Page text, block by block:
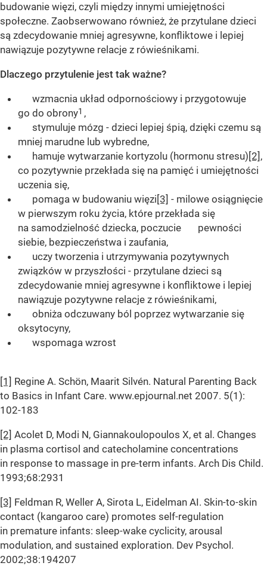
budowanie więzi, czyli między innymi umiejętności
społeczne. Zaobserwowano również, że przytulane dzieci
są zdecydowanie mniej agresywne, konfliktowe i lepiej
nawiązuje pozytywne relacje z rówieśnikami.
Dlaczego przytulenie jest tak ważne?
wzmacnia układ odpornościowy i przygotowuje
go do obrony1 ,
stymuluje mózg - dzieci lepiej śpią, dzięki czemu są
mniej marudne lub wybredne,
hamuje wytwarzanie kortyzolu (hormonu stresu) [2] ,
co pozytywnie przekłada się na pamięć i umiejętności
uczenia się,
pomaga w budowaniu więzi [3] - milowe osiągnięcie
w pierwszym roku życia, które przekłada się
na samodzielność dziecka, poczucie pewności
siebie, bezpieczeństwa i zaufania,
uczy tworzenia i utrzymywania pozytywnych
związków w przyszłości - przytulane dzieci są
zdecydowanie mniej agresywne i konfliktowe i lepiej
nawiązuje pozytywne relacje z rówieśnikami,
obniża odczuwany ból poprzez wytwarzanie się
oksytocyny,
wspomaga wzrost
[1] Regine A. Schön, Maarit Silvén. Natural Parenting Back
to Basics in Infant Care. www.epjournal.net 2007. 5(1):
102-183
[2] Acolet D, Modi N, Giannakoulopoulos X, et al. Changes
in plasma cortisol and catecholamine concentrations
in response to massage in pre-term infants. Arch Dis Child.
1993;68:2931
[3] Feldman R, Weller A, Sirota L, Eidelman AI. Skin-to-skin
contact (kangaroo care) promotes self-regulation
in premature infants: sleep-wake cyclicity, arousal
modulation, and sustained exploration. Dev Psychol.
2002;38:194207